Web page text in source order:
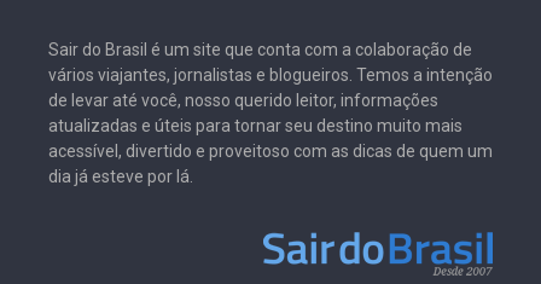
Sair do Brasil é um site que conta com a colaboração de
vários viajantes, jornalistas e blogueiros. Temos a intenção
de levar até você, nosso querido leitor, informações
atualizadas e úteis para tornar seu destino muito mais
acessível, divertido e proveitoso com as dicas de quem um
dia já esteve por lá.